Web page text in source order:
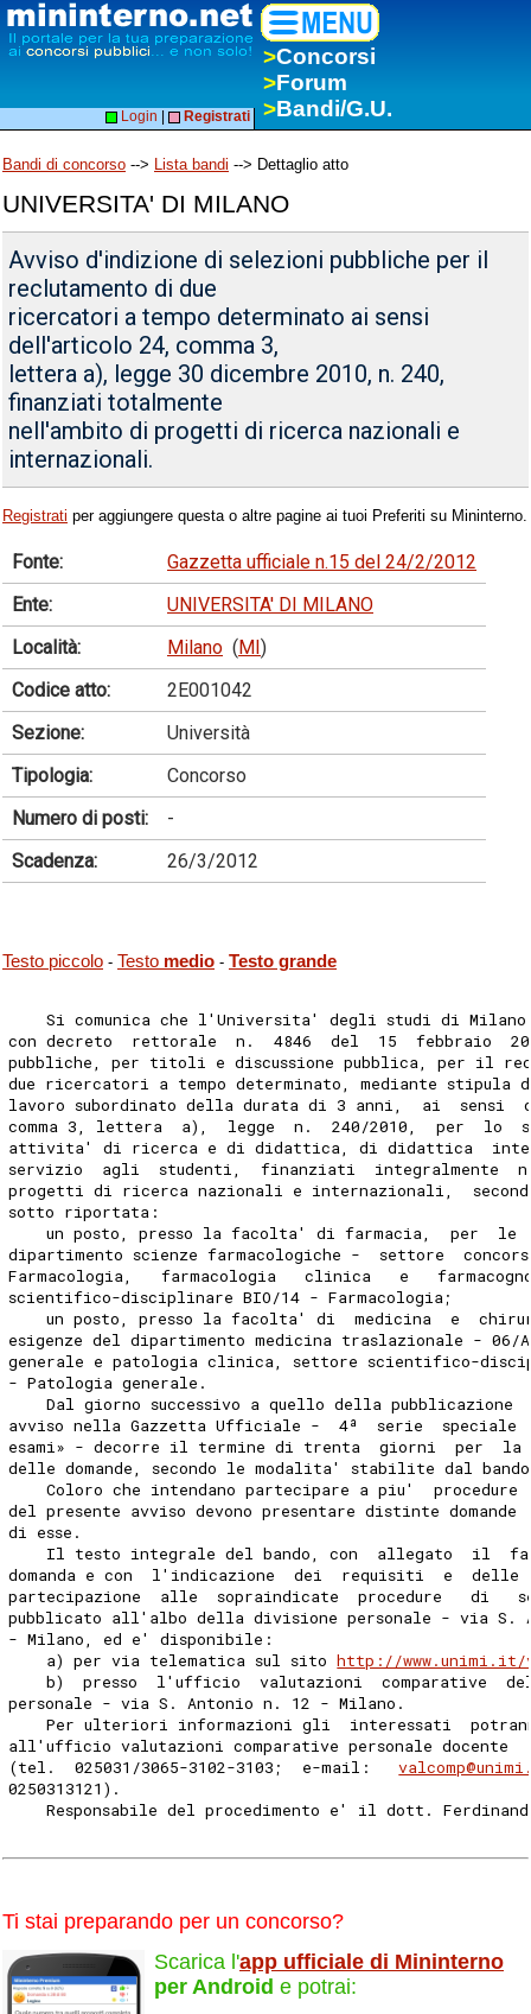
>Concorsi
>Forum
>Bandi/G.U.
Login Registrati
Bandi di concorso --> Lista bandi --> Dettaglio atto
UNIVERSITA' DI MILANO
Avviso d'indizione di selezioni pubbliche per il
reclutamento di due
ricercatori a tempo determinato ai sensi
dell'articolo 24, comma 3,
lettera a), legge 30 dicembre 2010, n. 240,
finanziati totalmente
nell'ambito di progetti di ricerca nazionali e
internazionali.
Registrati per aggiungere questa o altre pagine ai tuoi Preferiti su Mininterno.
Fonte:
Gazzetta ufficiale n.15 del 24/2/2012
Ente:
UNIVERSITA' DI MILANO
Località:
Milano (MI)
Codice atto:
2E001042
Sezione:
Università
Tipologia:
Concorso
Numero di posti:
-
Scadenza:
26/3/2012
Testo piccolo - Testo medio - Testo grande
Si comunica che l'Universita' degli studi di
con decreto  rettorale  n.  4846  del  15  febbraio
pubbliche, per titoli e discussione pubblica, per il
due ricercatori a tempo determinato, mediante
lavoro subordinato della durata di 3 anni,  ai
comma 3, lettera  a),  legge  n.  240/2010,  per  lo
attivita' di ricerca e di didattica, di didattica
servizio  agli  studenti,  finanziati  integralmente
progetti di ricerca nazionali e internazionali,
sotto riportata:
un posto, presso la facolta' di farmacia,  per  le
dipartimento scienze farmacologiche -  settore
Farmacologia,   farmacologia   clinica   e
scientifico-disciplinare BIO/14 - Farmacologia;
un posto, presso la facolta' di  medicina  e
esigenze del dipartimento medicina traslazionale - 06/
generale e patologia clinica, settore scientifico-
- Patologia generale.
Dal giorno successivo a quello della pubblicazione
avviso nella Gazzetta Ufficiale -  4ª  serie  speciale
esami» - decorre il termine di trenta  giorni  per  la
delle domande, secondo le modalita' stabilite dal
Coloro che intendano partecipare a piu'  procedure
del presente avviso devono presentare distinte domande
di esse.
Il testo integrale del bando, con  allegato  il
domanda e con  l'indicazione  dei  requisiti  e
partecipazione  alle  sopraindicate  procedure   di
pubblicato all'albo della divisione personale - via S.
- Milano, ed e' disponibile:
    a) per via telematica sul sito
http://www.unimi.it/
b)  presso  l'ufficio  valutazioni  comparative
personale - via S. Antonio n. 12 - Milano.
Per ulteriori informazioni gli  interessati
all'ufficio valutazioni comparative personale
(tel.  025031/3065-3102-3103;  e-mail:
0250313121).
Responsabile del procedimento e' il dott.
Ti stai preparando per un concorso?
Scarica l'app ufficiale di Mininterno
per Android e potrai: